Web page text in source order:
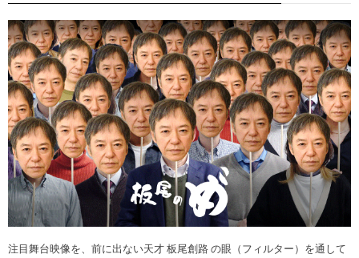
注目舞台映像を、前に出ない天才 板尾創路 の眼（フィルター）を通して